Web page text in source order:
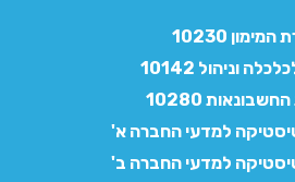
10230
וניהול 10142
10280
למדעי החברה א'
למדעי החברה ב'